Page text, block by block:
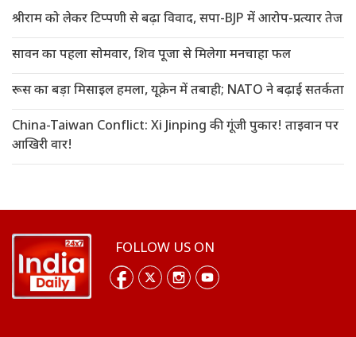
श्रीराम को लेकर टिप्पणी से बढ़ा विवाद, सपा-BJP में आरोप-प्रत्यार तेज
सावन का पहला सोमवार, शिव पूजा से मिलेगा मनचाहा फल
रूस का बड़ा मिसाइल हमला, यूक्रेन में तबाही; NATO ने बढ़ाई सतर्कता
China-Taiwan Conflict: Xi Jinping की गूंजी पुकार! ताइवान पर
आखिरी वार!
FOLLOW US ON